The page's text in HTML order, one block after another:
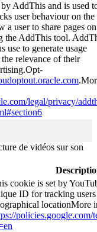
AddThis and is used
user behaviour on the
a user to share pages on
the AddThis tool.
use to generate usage
relevance of their
legal/privacy/
de vidéos sur son
cookie is set by
ID for tracking
locationMore
policies.google.com/